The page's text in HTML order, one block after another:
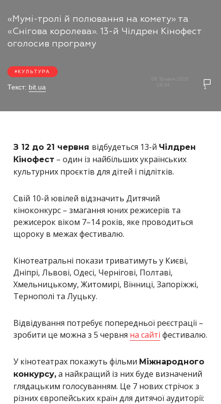
«Мумі-тролі й полювання на комету» та
«Снігова королева». 13-й Чілдрен Кінофест
оголосив програму
КУЛЬТУРА
Текст: bit.ua 1
З 12 до 21 червня відбудеться 13-й Чілдрен
Кінофест – один із найбільших українських
культурних проєктів для дітей і підлітків.
Свій 10-й ювілей відзначить Дитячий
кіноконкурс – змагання юних режисерів та
режисерок віком 7–14 років, яке проводиться
щороку в межах фестивалю.
Кінотеатральні покази триватимуть у Києві,
Дніпрі, Львові, Одесі, Чернігові, Полтаві,
Хмельницькому, Житомирі, Вінниці, Запоріжжі,
Тернополі та Луцьку.
Відвідування потребує попередньої реєстрації –
зробити це можна з 5 червня на сайті фестивалю.
У кінотеатрах покажуть фільми Міжнародного
конкурсу, а найкращий із них буде визначений
глядацьким голосуванням. Це 7 нових стрічок з
різних європейських країн для дитячої аудиторії: